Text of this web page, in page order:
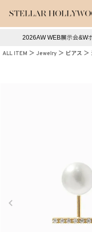
2026AW WEB展示会&W
ALL ITEM Jewelry ピアス